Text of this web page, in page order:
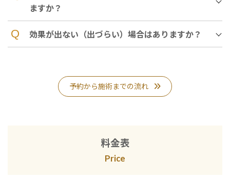
ますか？
効果が出ない（出づらい）場合はありますか？
予約から施術までの流れ
料金表
Price